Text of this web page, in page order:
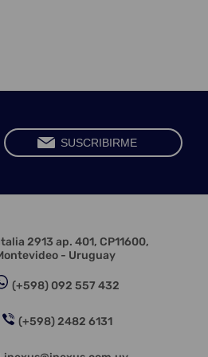
2913 ap. 401, CP11600,
- Uruguay
(+598) 092 557 432
(+598) 2482 6131